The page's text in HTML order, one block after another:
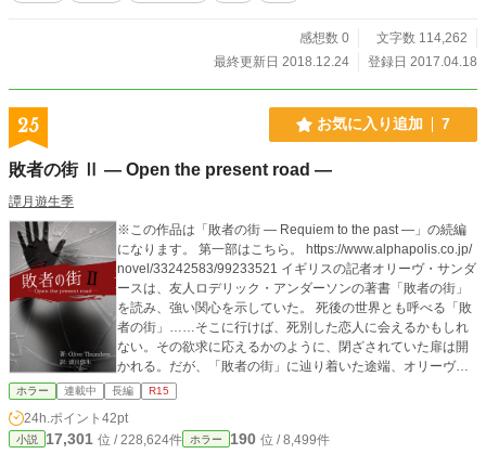
感想数 0
文字数 114,262
最終更新日 2018.12.24
登録日 2017.04.18
25 お気に入り追加 7
敗者の街 Ⅱ ― Open the present road ―
譚月遊生季
※この作品は「敗者の街 ― Requiem to the past ―」の続編
になります。 第一部はこちら。 https://www.alphapolis.co.jp/
novel/33242583/99233521 イギリスの記者オリーヴ・サンダ
ースは、友人ロデリック・アンダーソンの著書「敗者の街」
を読み、強い関心を示していた。 死後の世界とも呼べる「敗
者の街」……そこに行けば、死別した恋人に会えるかもしれ
ない。その欲求に応えるかのように、閉ざされていた扉は開
かれる。だが、「敗者の街」に辿り着いた途端、オリーヴの
亡き恋人に関する記憶はごっそりと抜け落ちてしまった。 新
たに迷い込んだ生者や、外に出ようと目論む死者。あらゆる
思惑が再び絡み合い、交錯する。 オリーヴは脱出を目指しな
がらも、渦巻く謀略に巻き込まれていく…… ──これは、進
ホラー 連載中 長編 R15
24h.ポイント 42pt
小説 17,301 位 / 228,624件 ホラー 190 位 / 8,499件